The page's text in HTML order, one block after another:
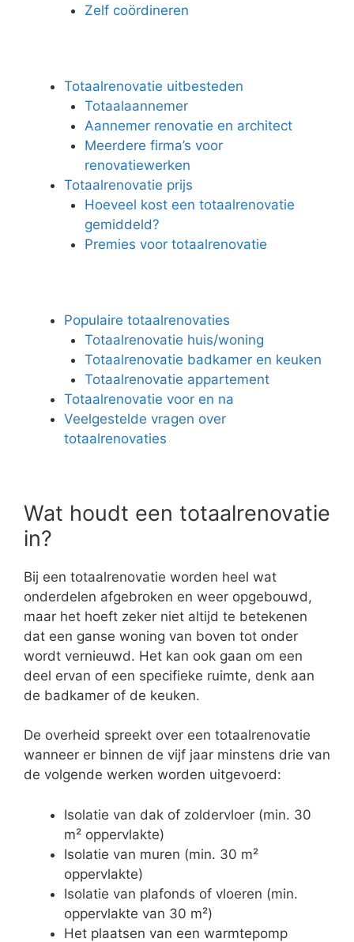
Zelf coördineren
Totaalrenovatie uitbesteden
Totaalaannemer
Aannemer renovatie en architect
Meerdere firma’s voor
renovatiewerken
Totaalrenovatie prijs
Hoeveel kost een totaalrenovatie
gemiddeld?
Premies voor totaalrenovatie
Populaire totaalrenovaties
Totaalrenovatie huis/woning
Totaalrenovatie badkamer en keuken
Totaalrenovatie appartement
Totaalrenovatie voor en na
Veelgestelde vragen over
totaalrenovaties
Wat houdt een totaalrenovatie
in?
Bij een totaalrenovatie worden heel wat
onderdelen afgebroken en weer opgebouwd,
maar het hoeft zeker niet altijd te betekenen
dat een ganse woning van boven tot onder
wordt vernieuwd. Het kan ook gaan om een
deel ervan of een specifieke ruimte, denk aan
de badkamer of de keuken.
De overheid spreekt over een totaalrenovatie
wanneer er binnen de vijf jaar minstens drie van
de volgende werken worden uitgevoerd:
Isolatie van dak of zoldervloer (min. 30
m² oppervlakte)
Isolatie van muren (min. 30 m²
oppervlakte)
Isolatie van plafonds of vloeren (min.
oppervlakte van 30 m²)
Het plaatsen van een warmtepomp